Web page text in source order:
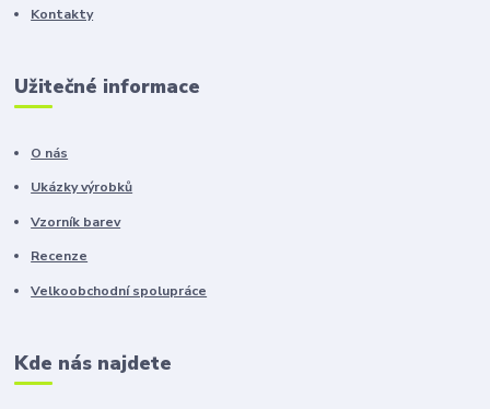
Kontakty
Užitečné informace
O nás
Ukázky výrobků
Vzorník barev
Recenze
Velkoobchodní spolupráce
Kde nás najdete